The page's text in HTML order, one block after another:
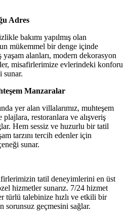
Adres
bakımı yapılmış olan
mükemmel bir denge içinde
alanları, modern dekorasyon
misafirlerimize evlerindeki konforu
sunar.
Manzaralar
yer alan villalarımız, muhteşem
restoranlara ve alışveriş
Hem sessiz ve huzurlu bir tatil
tarzını tercih edenler için
sunar.
tatil deneyimlerini en üst
hizmetler sunarız. 7/24 hizmet
türlü talebinize hızlı ve etkili bir
sorunsuz geçmesini sağlar.